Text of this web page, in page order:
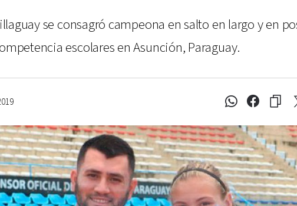
se consagró campeona en salto en largo y en
escolares en Asunción, Paraguay.